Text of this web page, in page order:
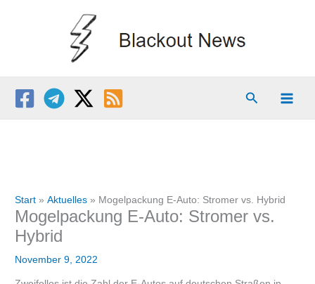
Suchen
Start Aktuelles Mogelpackung E-Auto: Stromer vs. Hybrid
Mogelpackung E-Auto: Stromer vs.
Hybrid
November 9, 2022